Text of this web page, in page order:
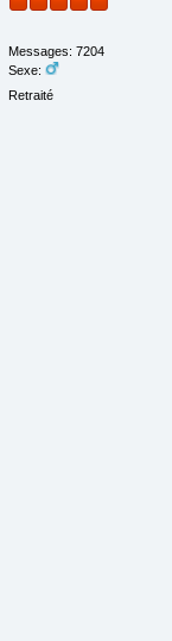
Messages: 7204
Sexe:
Retraité